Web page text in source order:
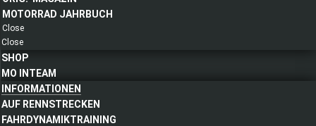
MOTORRAD JAHRBUCH
Close
Close
SHOP
MO INTEAM
INFORMATIONEN
AUF RENNSTRECKEN
FAHRDYNAMIKTRAINING